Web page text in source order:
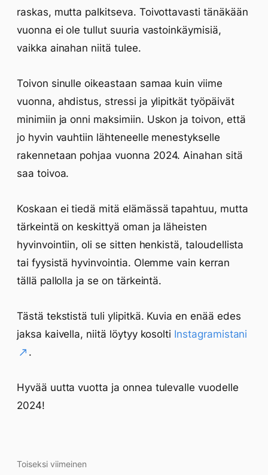
raskas, mutta palkitseva. Toivottavasti tänäkään
vuonna ei ole tullut suuria vastoinkäymisiä,
vaikka ainahan niitä tulee.
Toivon sinulle oikeastaan samaa kuin viime
vuonna, ahdistus, stressi ja ylipitkät työpäivät
minimiin ja onni maksimiin. Uskon ja toivon, että
jo hyvin vauhtiin lähteneelle menestykselle
rakennetaan pohjaa vuonna 2024. Ainahan sitä
saa toivoa.
Koskaan ei tiedä mitä elämässä tapahtuu, mutta
tärkeintä on keskittyä oman ja läheisten
hyvinvointiin, oli se sitten henkistä, taloudellista
tai fyysistä hyvinvointia. Olemme vain kerran
tällä pallolla ja se on tärkeintä.
Tästä tekstistä tuli ylipitkä. Kuvia en enää edes
jaksa kaivella, niitä löytyy kosolti Instagramistani
.
Hyvää uutta vuotta ja onnea tulevalle vuodelle
2024!
Toiseksi viimeinen